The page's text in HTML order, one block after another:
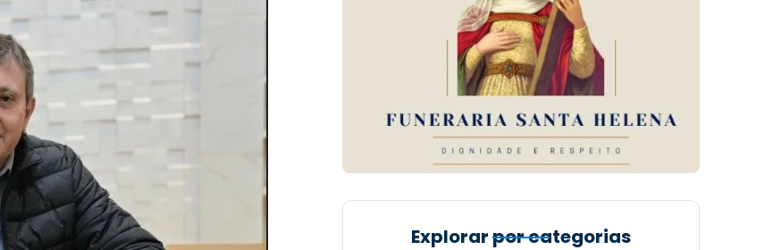
Explorar por categorias